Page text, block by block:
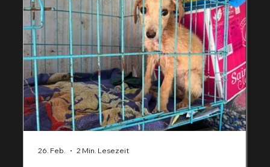
26. Feb. 2 Min. Lesezeit